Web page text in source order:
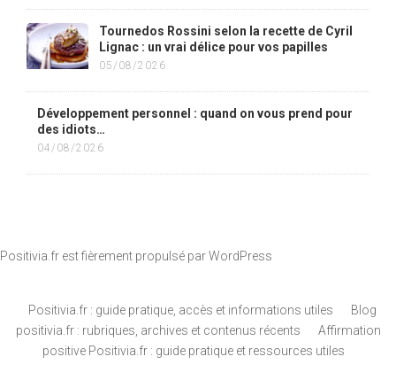
Tournedos Rossini selon la recette de Cyril
Lignac : un vrai délice pour vos papilles
05/08/2026
Développement personnel : quand on vous prend pour
des idiots…
04/08/2026
Positivia.fr est fièrement propulsé parWordPress
Positivia.fr : guide pratique, accès et informations utiles
Blog
positivia.fr : rubriques, archives et contenus récents
Affirmation
positive Positivia.fr : guide pratique et ressources utiles